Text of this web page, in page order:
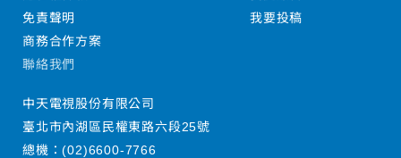
免責聲明
商務合作方案
我要投稿
聯絡我們
中天電視股份有限公司
臺北市內湖區民權東路六段25號
總機：(02)6600-7766